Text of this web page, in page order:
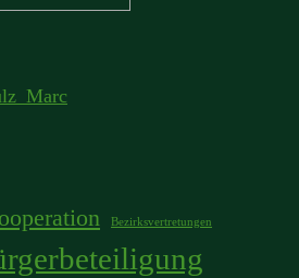
Bezirksvertretungen